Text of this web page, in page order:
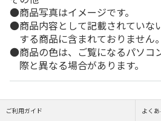
商品写真はイメージです。
商品内容として記載されていな
する商品に含まれておりません。
商品の色は、ご覧になるパソコ
際と異なる場合があります。
ご利用ガイド よく